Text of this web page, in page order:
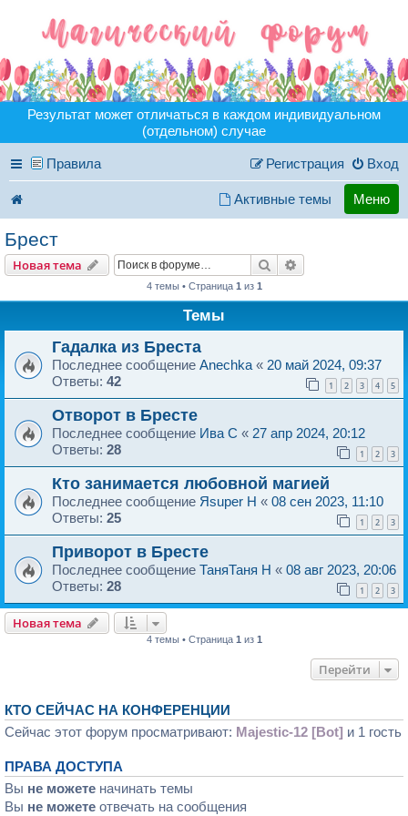
Результат может отличаться в каждом индивидуальном
(отдельном) случае
Правила Вход
Регистрация
Активные темы Меню
Брест
Новая тема Поиск
4 темы • Страница 1 из 1
Темы
Гадалка из Бреста
Последнее сообщение Anechka « 20 май 2024, 09:37
Ответы: 42 1 2 3 4 5
Отворот в Бресте
Последнее сообщение Ива C « 27 апр 2024, 20:12
Ответы: 28 1 2 3
Кто занимается любовной магией
Последнее сообщение Яsuper H « 08 сен 2023, 11:10
Ответы: 25 1 2 3
Приворот в Бресте
Последнее сообщение ТаняТаня H « 08 авг 2023, 20:06
Ответы: 28 1 2 3
Новая тема
4 темы • Страница 1 из 1
Перейти
КТО СЕЙЧАС НА КОНФЕРЕНЦИИ
Сейчас этот форум просматривают: Majestic-12 [Bot] и 1 гость
ПРАВА ДОСТУПА
Вы не можете начинать темы
Вы не можете отвечать на сообщения